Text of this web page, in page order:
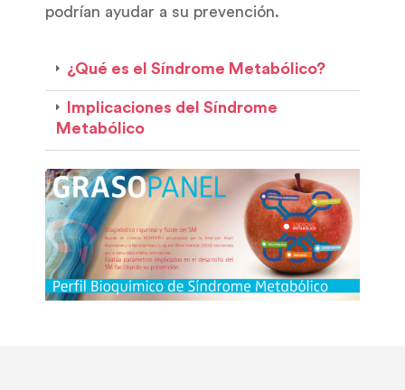
podrían ayudar a su prevención.
¿Qué es el Síndrome Metabólico?
Implicaciones del Síndrome
Metabólico